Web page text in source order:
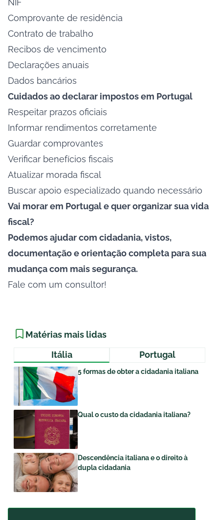
NIF
Comprovante de residência
Contrato de trabalho
Recibos de vencimento
Declarações anuais
Dados bancários
Cuidados ao declarar impostos em Portugal
Respeitar prazos oficiais
Informar rendimentos corretamente
Guardar comprovantes
Verificar benefícios fiscais
Atualizar morada fiscal
Buscar apoio especializado quando necessário
Vai morar em Portugal e quer organizar sua vida
fiscal?
Podemos ajudar com cidadania, vistos,
documentação e orientação completa para sua
mudança com mais segurança.
Fale com um consultor!
Matérias mais lidas
Itália
Portugal
5 formas de obter a cidadania italiana
Qual o custo da cidadania italiana?
Descendência italiana e o direito à
dupla cidadania